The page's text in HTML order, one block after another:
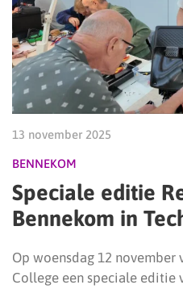
13 november 2025
BENNEKOM
Speciale editie
Bennekom in
Op woensdag 12 november
College een speciale editie